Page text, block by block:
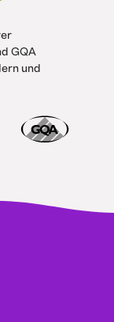
GQA
und